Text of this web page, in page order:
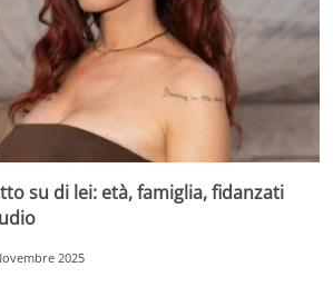
su di lei: età, famiglia, fidanzati
2025